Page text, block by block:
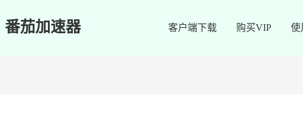
番茄加速器 客户端下载 购买VIP 使